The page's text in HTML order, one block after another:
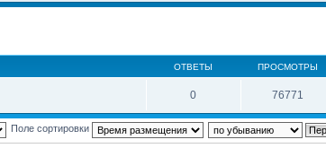
ОТВЕТЫ ПРОСМОТРЫ
0 76771
Поле сортировки